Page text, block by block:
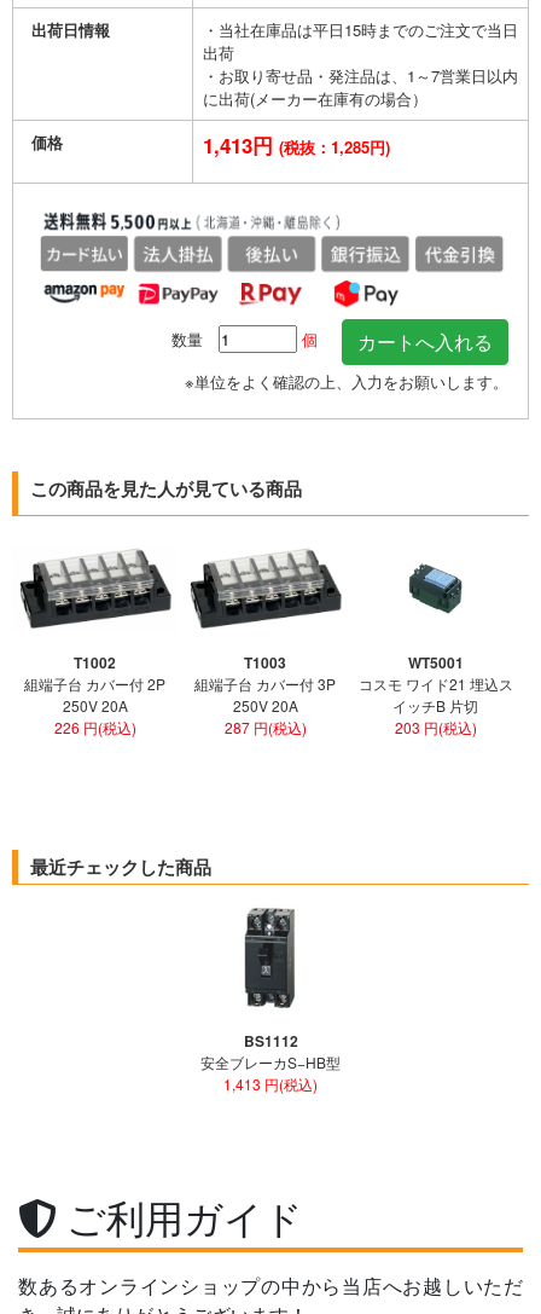
出荷日情報
・当社在庫品は平日15時までのご注文で当日
出荷
・お取り寄せ品・発注品は、1～7営業日以内
に出荷(メーカー在庫有の場合）
価格
1,413円 (税抜：1,285円)
数量
個
※単位をよく確認の上、入力をお願いします。
この商品を見た人が見ている商品
T1002
組端子台 カバー付 2P
250V 20A
226 円(税込)
T1003
組端子台 カバー付 3P
250V 20A
287 円(税込)
WT5001
コスモ ワイド21 埋込ス
イッチB 片切
203 円(税込)
最近チェックした商品
BS1112
安全ブレーカS−HB型
1,413 円(税込)
ご利用ガイド
数あるオンラインショップの中から当店へお越しいただ